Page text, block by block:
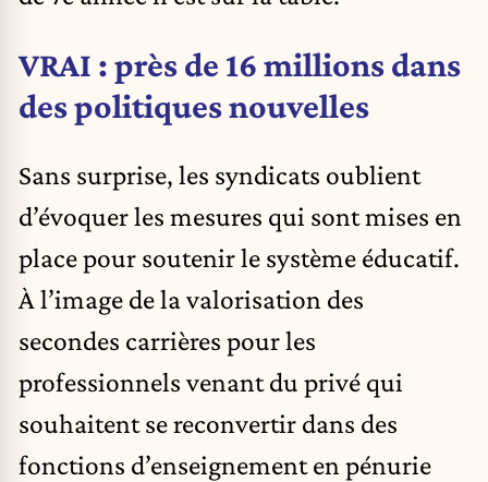
VRAI : près de 16 millions dans
des politiques nouvelles
Sans surprise, les syndicats oublient
d’évoquer les mesures qui sont mises en
place pour soutenir le système éducatif.
À l’image de la valorisation des
secondes carrières pour les
professionnels venant du privé qui
souhaitent se reconvertir dans des
fonctions d’enseignement en pénurie